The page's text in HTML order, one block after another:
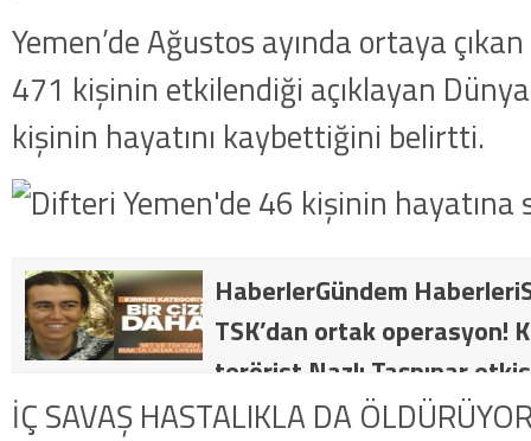
Yemen’de Ağustos ayında ortaya
471 kişinin etkilendiği açıklayan
kişinin hayatını kaybettiğini belirtti.
HaberlerGündem
TSK’dan ortak operasyon!
terörist Nazlı Taşpınar
dakika: MİT ve TSK’dan
İÇ SAVAŞ HASTALIKLA DA